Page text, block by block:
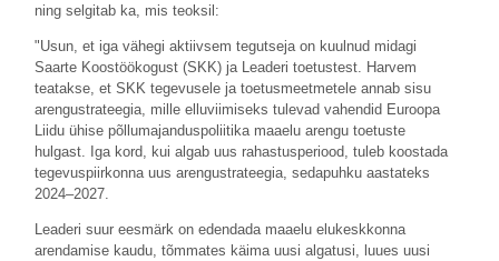
ning selgitab ka, mis teoksil:
"Usun, et iga vähegi aktiivsem tegutseja on kuulnud midagi
Saarte Koostöökogust (SKK) ja Leaderi toetustest. Harvem
teatakse, et SKK tegevusele ja toetusmeetmetele annab sisu
arengustrateegia, mille elluviimiseks tulevad vahendid Euroopa
Liidu ühise põllumajanduspoliitika maaelu arengu toetuste
hulgast. Iga kord, kui algab uus rahastusperiood, tuleb koostada
tegevuspiirkonna uus arengustrateegia, sedapuhku aastateks
2024–2027.
Leaderi suur eesmärk on edendada maaelu elukeskkonna
arendamise kaudu, tõmmates käima uusi algatusi, luues uusi